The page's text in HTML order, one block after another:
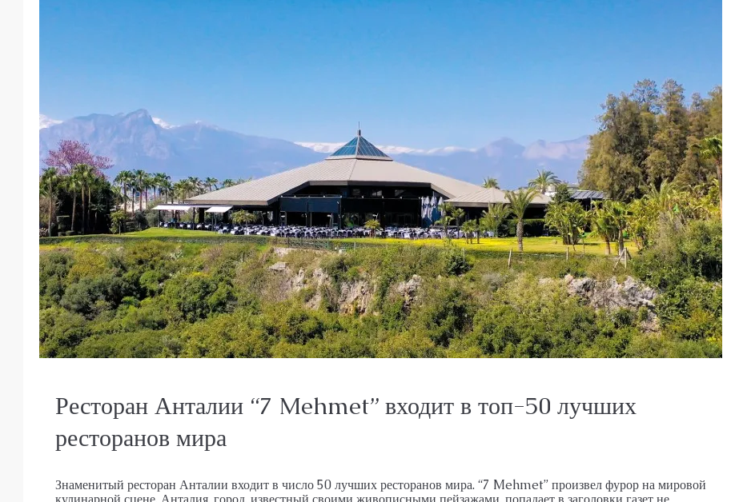
Ресторан Анталии “7 Mehmet” входит в топ-50 лучших
ресторанов мира
Знаменитый ресторан Анталии входит в число 50 лучших ресторанов мира. “7 Mehmet” произвел фурор на мировой